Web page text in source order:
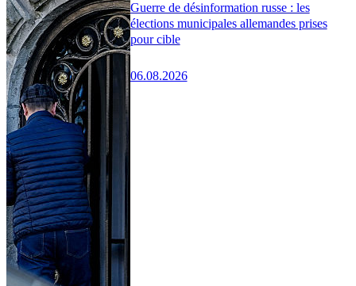
Guerre de désinformation russe : les
élections municipales allemandes prises
pour cible
06.08.2026